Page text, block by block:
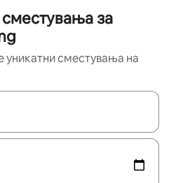
за
уникатни сместувања на
движете се со копчињата